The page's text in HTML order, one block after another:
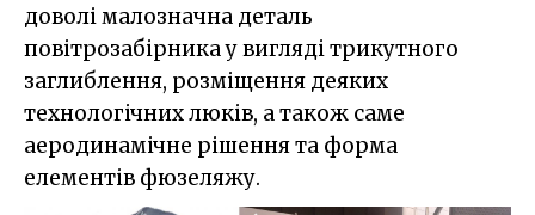
доволі малозначна деталь
повітрозабірника у вигляді трикутного
заглиблення, розміщення деяких
технологічних люків, а також саме
аеродинамічне рішення та форма
елементів фюзеляжу.